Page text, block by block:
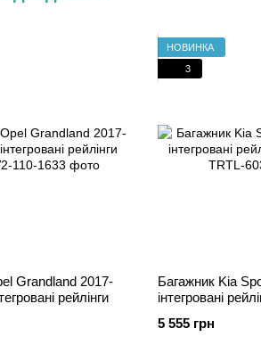
Grandland 2017-
рейлінги
НОВИНКА
3
Багажник Kia
інтегровані
5 555 грн